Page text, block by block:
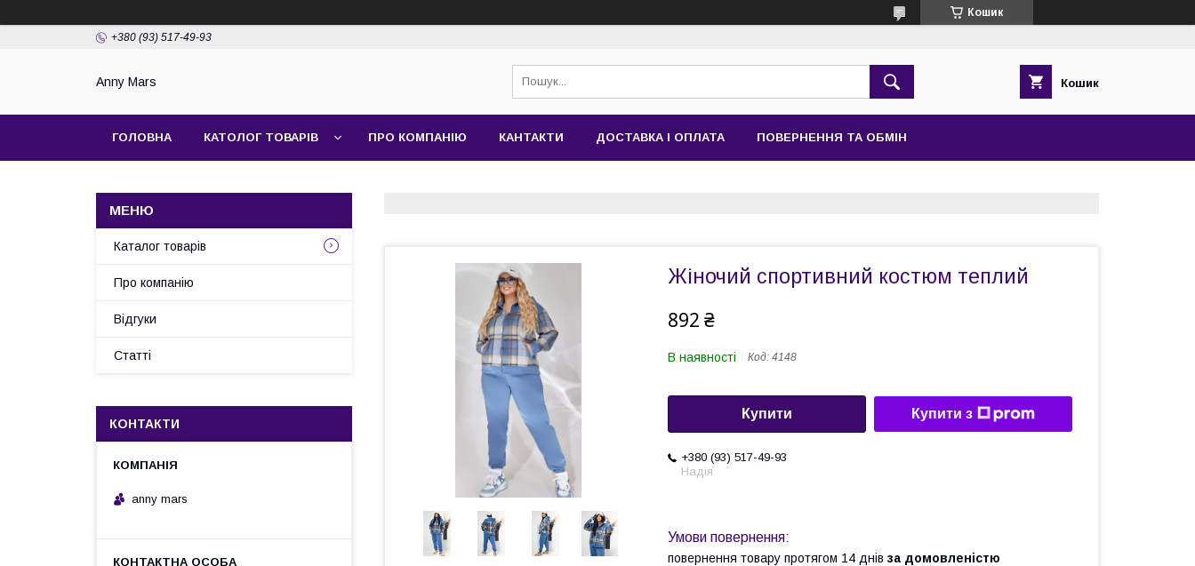
Кошик
+380 (93) 517-49-93
Anny Mars Кошик
ГОЛОВНА КАТОЛОГ ТОВАРІВ ПРО КОМПАНІЮ КАНТАКТИ ДОСТАВКА І ОПЛАТА ПОВЕРНЕННЯ ТА ОБМІН
Жіночий спортивний костюм теплий
892 ₴
В наявності Код: 4148
Купити Купити з
+380 (93) 517-49-93
Надія
повернення товару протягом 14 днів за домовленістю
Каталог товарів
Про компанію
Відгуки
Статті
КОНТАКТИ
anny mars